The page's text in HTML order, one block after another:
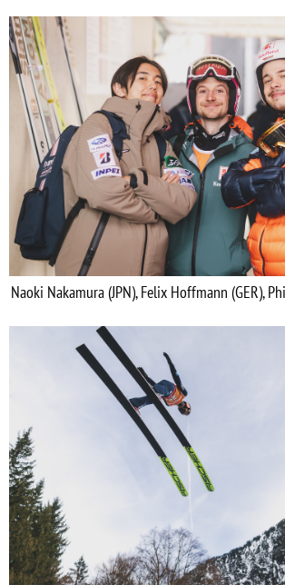
Naoki Nakamura (JPN), Felix Hoffmann (GER),